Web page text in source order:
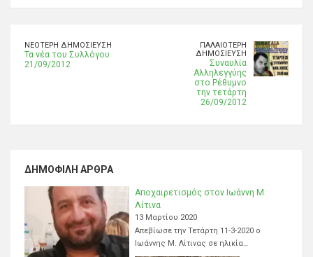
ΝΕΌΤΕΡΗ ΔΗΜΟΣΊΕΥΣΗ
Τα νέα του Συλλόγου
21/09/2012
ΠΑΛΑΙΌΤΕΡΗ
ΔΗΜΟΣΊΕΥΣΗ
Συναυλία
Αλληλεγγύης
στο Ρέθυμνο
την τετάρτη
26/09/2012
ΔΗΜΟΦΙΛΉ ΆΡΘΡΑ
Αποχαιρετισμός στον Ιωάννη Μ.
Λίτινα
13 Μαρτίου 2020
Απεβίωσε την Τετάρτη 11-3-2020 ο
Ιωάννης Μ. Λίτινας σε ηλικία…